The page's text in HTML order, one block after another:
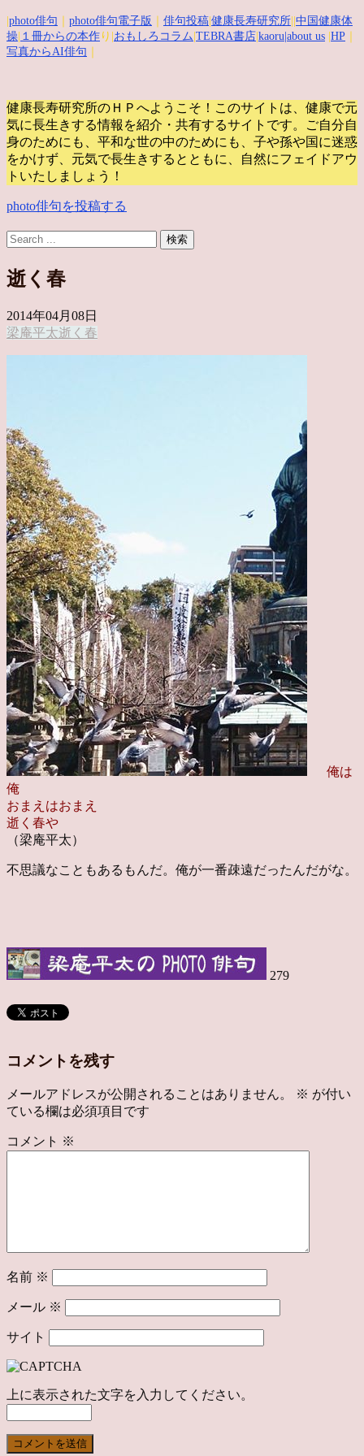
photo俳句 photo俳句電子版 俳句投稿 健康長寿研究所 中国健康体
操 １冊からの本作 り| おもしろコラム TEBRA書店 kaoru |about us HP
写真からAI俳句
健康長寿研究所のＨＰへようこそ！このサイトは、健康で元
気に長生きする情報を紹介・共有するサイトです。
ご自分自
身のためにも、平和な世の中のためにも、子や孫や国に迷惑
をかけず、元気で長生きするとともに、自然にフェイドアウ
トいたしましょう！
photo俳句を投稿する
逝く春
2014年04月08日
梁庵平太逝く春
俺は
俺
おまえはおまえ
逝く春や
（梁庵平太）
不思議なこともあるもんだ。俺が一番疎遠だったんだがな。
279
コメントを残す
メールアドレスが公開されることはありません。 ※ が付い
ている欄は必須項目です
コメント ※
名前 ※
メール ※
サイト
上に表示された文字を入力してください。